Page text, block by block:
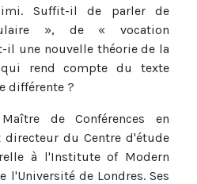
Suffit-il de parler de
», de « vocation
il une nouvelle théorie de la
rend compte du texte
différente ?
de Conférences en
du Centre d'étude
à l'Institute of Modern
l'Université de Londres. Ses